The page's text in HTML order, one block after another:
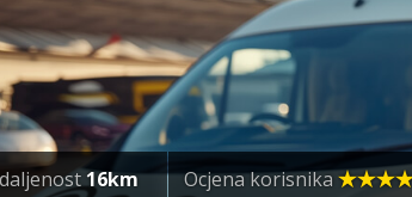
16km Ocjena korisnika